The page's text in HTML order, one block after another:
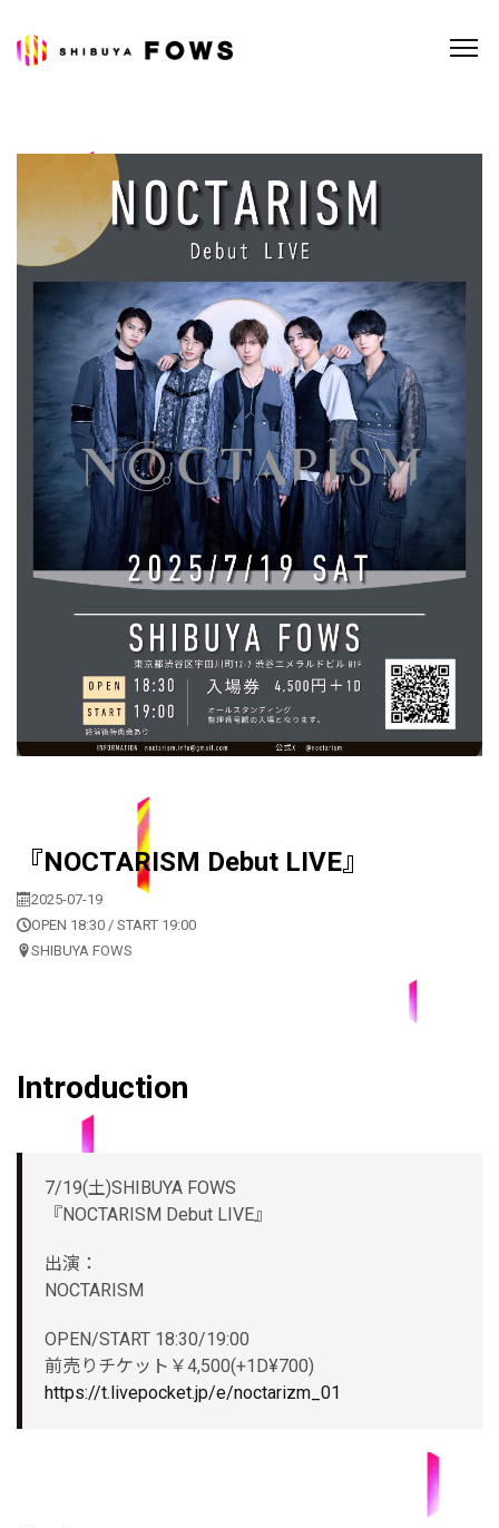
『NOCTARISM Debut LIVE』
2025-07-19
OPEN 18:30 / START 19:00
SHIBUYA FOWS
Introduction
7/19(土)SHIBUYA FOWS
『NOCTARISM Debut LIVE』
出演：
NOCTARISM
OPEN/START 18:30/19:00
前売りチケット￥4,500(+1D¥700)
https://t.livepocket.jp/e/noctarizm_01